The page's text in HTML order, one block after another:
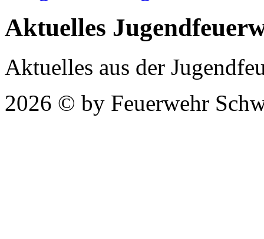
Aktuelles
Aktuelles aus der
2026 © by Feuerwehr